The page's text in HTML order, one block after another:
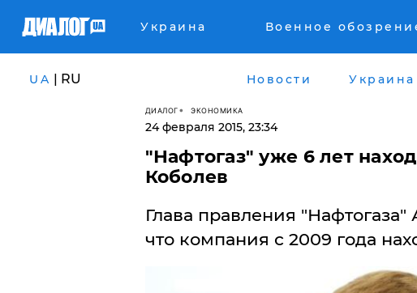
Украина Военное
UA | RU Новости Украина
ДИАЛОГ ЭКОНОМИКА
24 февраля 2015, 23:34
"Нафтогаз" уже 6 лет
Коболев
Глава правления
что компания с 2009 года